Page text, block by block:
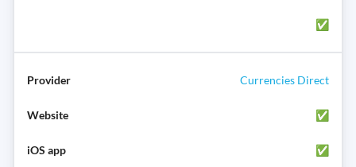
✅
Currencies Direct
✅
✅